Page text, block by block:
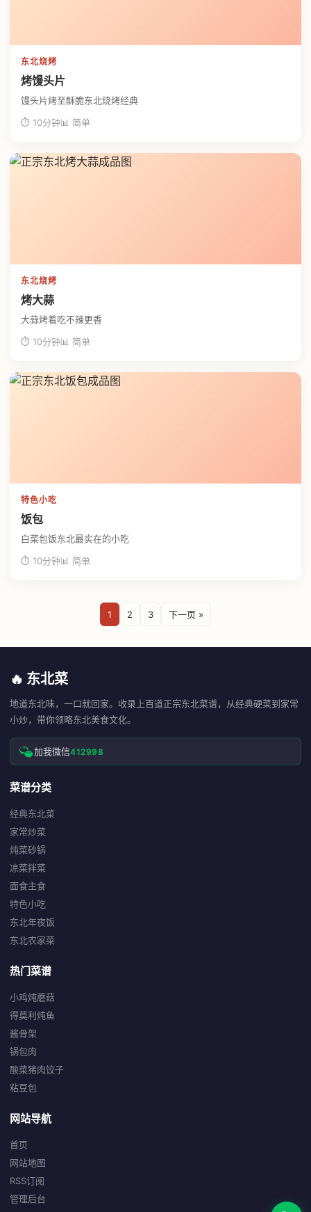
东北烧烤
烤馒头片
馒头片烤至酥脆东北烧烤经典
⏱ 10分钟📊 简单
东北烧烤
烤大蒜
大蒜烤着吃不辣更香
⏱ 10分钟📊 简单
特色小吃
饭包
白菜包饭东北最实在的小吃
⏱ 10分钟📊 简单
1 2 3 下一页 »
🔥 东北菜
地道东北味，一口就回家。收录上百道正宗东北菜谱，从经典硬菜到家常
小炒，带你领略东北美食文化。
加我微信412998
菜谱分类
经典东北菜
家常炒菜
炖菜砂锅
凉菜拌菜
面食主食
特色小吃
东北年夜饭
东北农家菜
热门菜谱
小鸡炖蘑菇
得莫利炖鱼
酱骨架
锅包肉
酸菜猪肉饺子
粘豆包
网站导航
首页
网站地图
RSS订阅
管理后台